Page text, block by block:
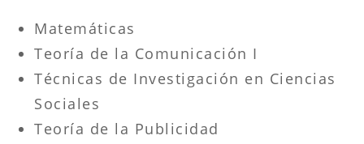
Matemáticas
Teoría de la Comunicación I
Técnicas de Investigación en Ciencias
Sociales
Teoría de la Publicidad